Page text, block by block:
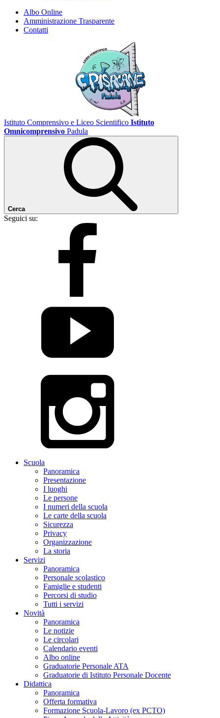
Albo Online
Amministrazione Trasparente
Contatti
Istituto Comprensivo e Liceo Scientifico Istituto
Omnicomprensivo Padula
Cerca
Seguici su:
Scuola
Panoramica
Presentazione
I luoghi
Le persone
I numeri della scuola
Le carte della scuola
Sicurezza
Privacy
Organizzazione
La storia
Servizi
Panoramica
Personale scolastico
Famiglie e studenti
Percorsi di studio
Tutti i servizi
Novità
Panoramica
Le notizie
Le circolari
Calendario eventi
Albo online
Graduatorie Personale ATA
Graduatorie di Istituto Personale Docente
Didattica
Panoramica
Offerta formativa
Formazione Scuola-Lavoro (ex PCTO)